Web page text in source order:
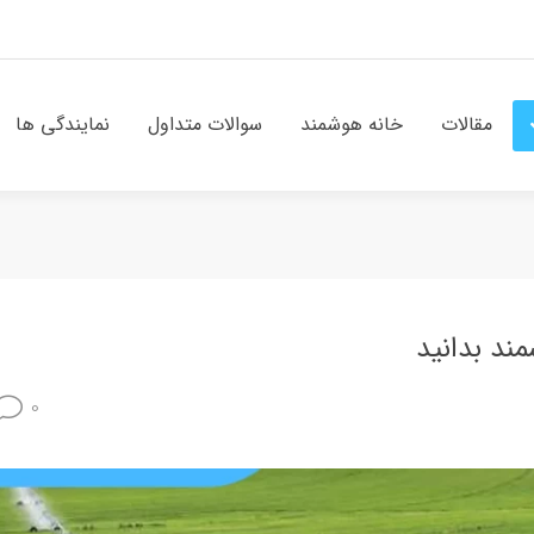
مقالات خانه هوشمند سوالات متداول نمایندگی ها
بدانید
0